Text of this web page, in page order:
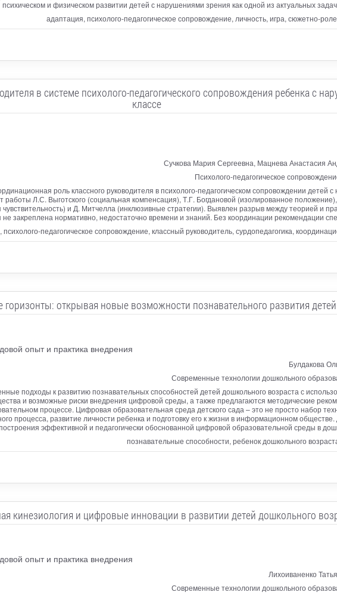
психическом и физическом развитии детей с нарушениями зрения как одной из актуальных
адаптация, психолого-педагогическое сопровождение, личность, игра, сюжетно-
в системе психолого-педагогического сопровождения ребенка с
классе
Сучкова Мария Сергеевна, Мацнева Анастасия
Психолого-педагогическое
роль классного руководителя в психолого-педагогическом сопровождении детей
работы Л.С. Выготского (социальная компенсация), Т.Г. Богдановой (изолированное
и Д. Митчелла (инклюзивные стратегии). Выявлен разрыв между теорией и
не закреплена нормативно, недостаточно времени и знаний. Без координации рекомендации
педагогическое сопровождение, классный руководитель, сурдопедагогика,
открывая новые возможности познавательного развития детей
опыт и практика внедрения
Булдакова
Современные технологии дошкольного
подходы к развитию познавательных способностей детей дошкольного возраста с
и возможные риски внедрения цифровой среды, а также предлагаются методические
процессе. Цифровая образовательная среда детского сада – это не просто набор
процесса, развитие личности ребенка и подготовку его к жизни в информационном
эффективной и педагогически обоснованной цифровой образовательной среды в
познавательные способности, ребенок дошкольного
кинезиология и цифровые инновации в развитии детей дошкольного
опыт и практика внедрения
Лихоиваненко
Современные технологии дошкольного